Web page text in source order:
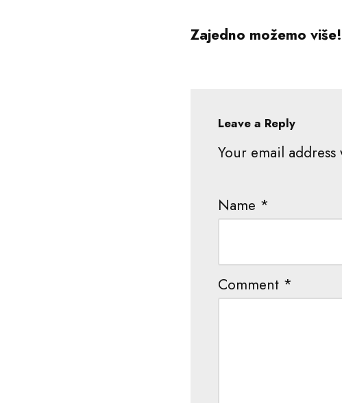
Zajedno možemo više!
Leave a Reply
Your email
Name *
Comment *